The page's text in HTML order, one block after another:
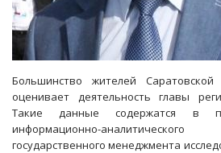
Большинство жителей Саратовской
оценивает деятельность главы
Такие данные содержатся в
информационно-
государственного менеджмента